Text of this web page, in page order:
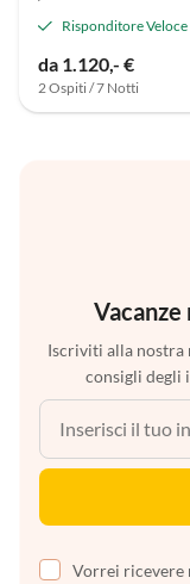
Risponditore Veloce
da 1.120,- €
2 Ospiti / 7 Notti
Vacanze
Iscriviti alla nostra
consigli degli
Vorrei ricevere